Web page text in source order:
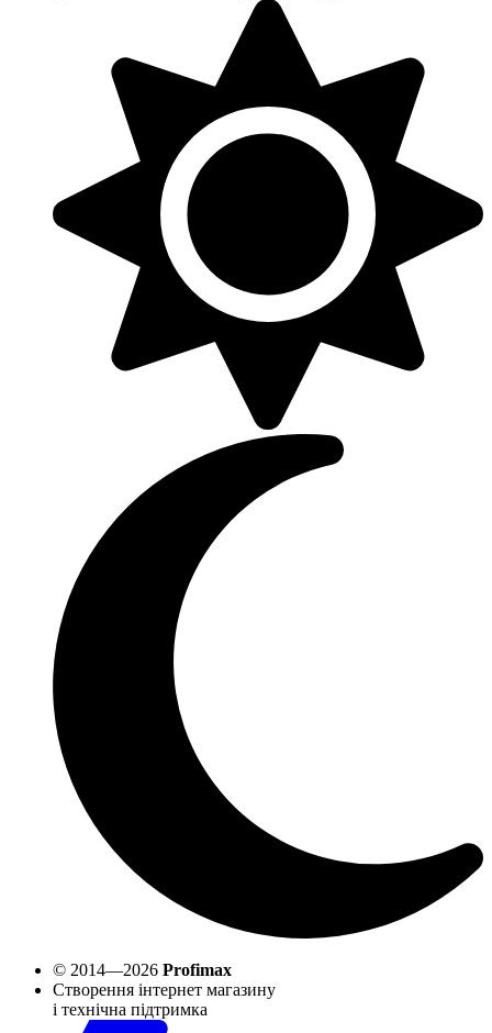
© 2014—2026 Profimax
Створення інтернет магазину
і технічна підтримка